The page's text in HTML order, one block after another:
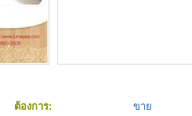
ต้องการ:
ขาย